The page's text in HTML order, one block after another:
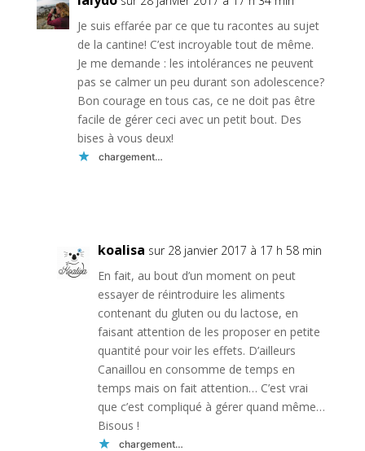
Je suis effarée par ce que tu racontes au sujet
de la cantine! C’est incroyable tout de même.
Je me demande : les intolérances ne peuvent
pas se calmer un peu durant son adolescence?
Bon courage en tous cas, ce ne doit pas être
facile de gérer ceci avec un petit bout. Des
bises à vous deux!
chargement…
koalisa sur 28 janvier 2017 à 17 h 58 min
En fait, au bout d’un moment on peut
essayer de réintroduire les aliments
contenant du gluten ou du lactose, en
faisant attention de les proposer en petite
quantité pour voir les effets. D’ailleurs
Canaillou en consomme de temps en
temps mais on fait attention… C’est vrai
que c’est compliqué à gérer quand même…
Bisous !
chargement…